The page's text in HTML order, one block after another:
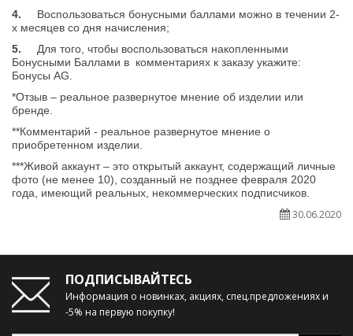
4.
Воспользоваться бонусными баллами можно в течении 2-
х месяцев со дня начисления;
5.
Для того, чтобы воспользоваться накопленными
Бонусными Баллами в комментариях к заказу укажите:
Бонусы AG.
*Отзыв – реальное развернутое мнение об изделии или
бренде.
**Комментарий - реальное развернутое мнение о
приобретенном изделии.
***Живой аккаунт – это открытый аккаунт, содержащий личные
фото (не менее 10) , созданный не позднее февраля 2020
года, имеющий реальных, некоммерческих подписчиков.
30.06.2020
ПОДПИСЫВАЙТЕСЬ
Информация о новинках, акциях, спец.предложениях и
-5% на первую покупку!